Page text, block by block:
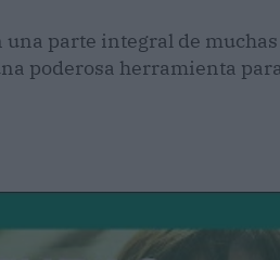
parte integral de
poderosa herramienta